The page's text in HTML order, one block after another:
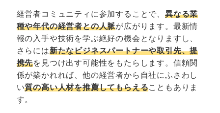
経営者コミュニティに参加することで、 異なる業
種や年代の経営者との人脈が広がります。最新情
報の入手や技術を学ぶ絶好の機会となりますし、
さらには新たなビジネスパートナーや取引先、提
携先を見つけ出す可能性をもたらします。信頼関
係が築かれれば、他の経営者から自社にふさわし
い質の高い人材を推薦してもらえることもありま
す。